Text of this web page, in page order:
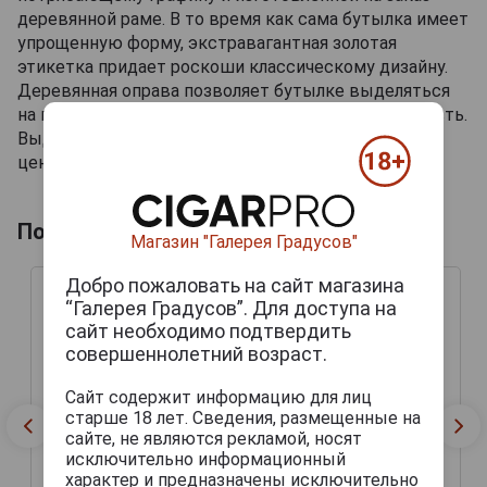
деревянной раме. В то время как сама бутылка имеет
упрощенную форму, экстравагантная золотая
этикетка придает роскоши классическому дизайну.
Деревянная оправа позволяет бутылке выделяться
на витрине и придает ей еще большую изысканность.
Выдающийся продукт, идеально подходящий для
ценителей винтажного арманьяка.
Похожие арманьяки
Cles des Ducs Trilogie
1987 1973 1999 years
Магазин "Галерея Градусов"
Добро пожаловать на сайт магазина
“Галерея Градусов”. Для доступа на
сайт необходимо подтвердить
совершеннолетний возраст.
Сайт содержит информацию для лиц
старше 18 лет. Сведения, размещенные на
сайте, не являются рекламой, носят
исключительно информационный
характер и предназначены исключительно